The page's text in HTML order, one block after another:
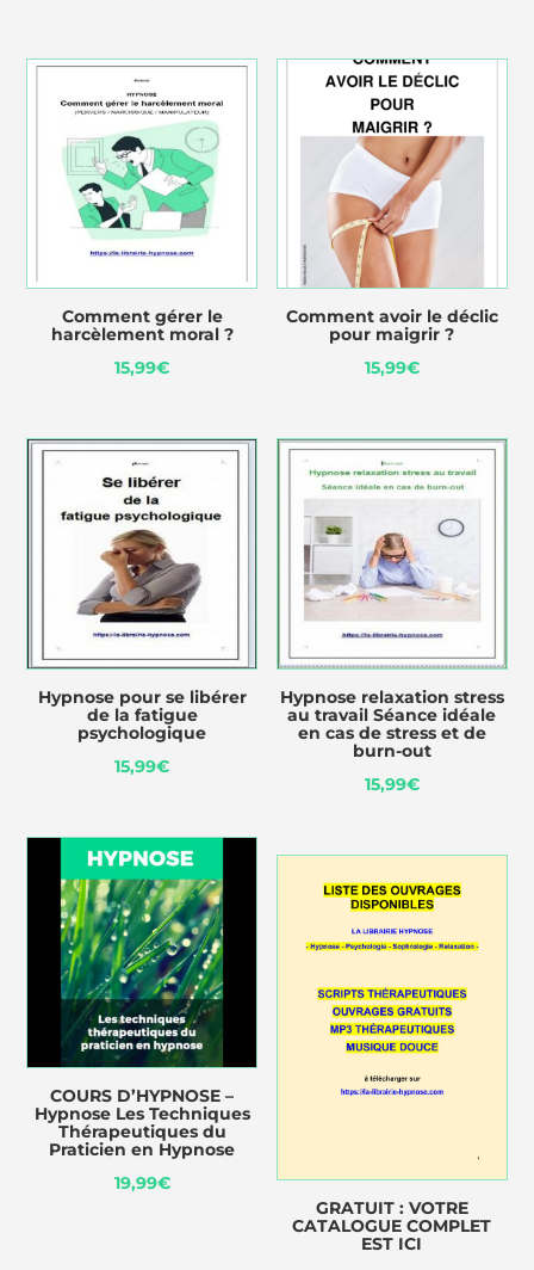
Comment gérer le
harcèlement moral ?
15,99€
Comment avoir le déclic
pour maigrir ?
15,99€
Hypnose pour se libérer
de la fatigue
psychologique
15,99€
Hypnose relaxation stress
au travail Séance idéale
en cas de stress et de
burn-out
15,99€
COURS D’HYPNOSE –
Hypnose Les Techniques
Thérapeutiques du
Praticien en Hypnose
19,99€
GRATUIT : VOTRE
CATALOGUE COMPLET
EST ICI